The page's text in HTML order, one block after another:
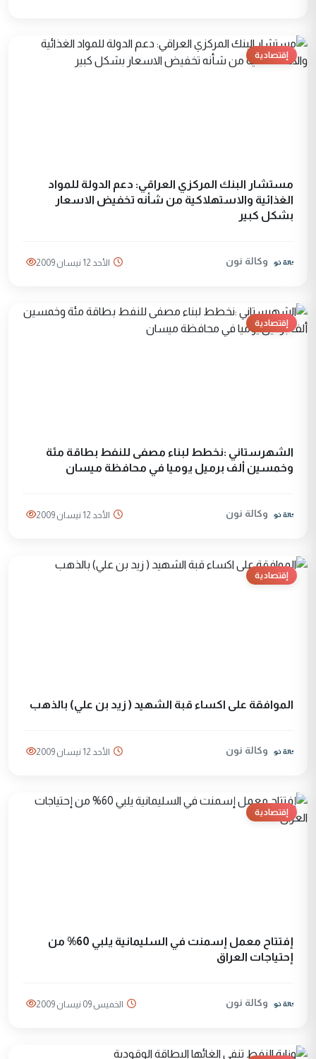
إقتصادية
مستشار البنك المركزي العراقي: دعم الدولة للمواد
الغذائية والاستهلاكية من شأنه تخفيض الاسعار
بشكل كبير
وكالة نون الأحد 12 نيسان 2009
إقتصادية
الشهرستاني :نخطط لبناء مصفى للنفط بطاقة مئة
وخمسين ألف برميل يوميا في محافظة ميسان
وكالة نون الأحد 12 نيسان 2009
إقتصادية
الموافقة على اكساء قبة الشهيد ( زيد بن علي) بالذهب
وكالة نون الأحد 12 نيسان 2009
إقتصادية
إفتتاح معمل إسمنت في السليمانية يلبي 60% من
إحتياجات العراق
وكالة نون الخميس 09 نيسان 2009